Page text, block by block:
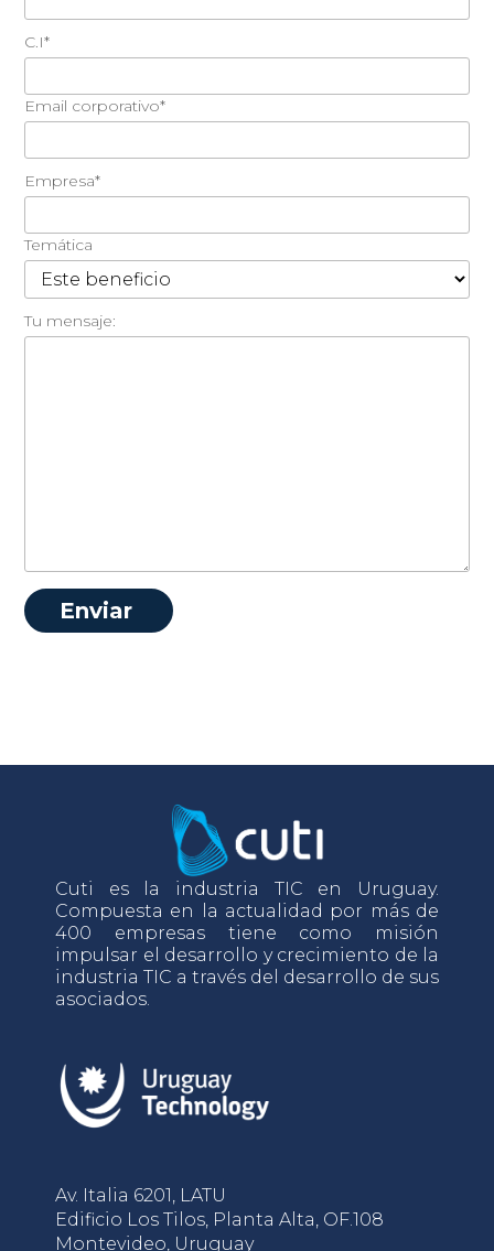
C.I*
Email corporativo*
Empresa*
Temática
Tu mensaje:
Cuti es la industria TIC en Uruguay.
Compuesta en la actualidad por más de
400 empresas tiene como misión
impulsar el desarrollo y crecimiento de la
industria TIC a través del desarrollo de sus
asociados.
Av. Italia 6201, LATU
Edificio Los Tilos, Planta Alta, OF.108
Montevideo, Uruguay